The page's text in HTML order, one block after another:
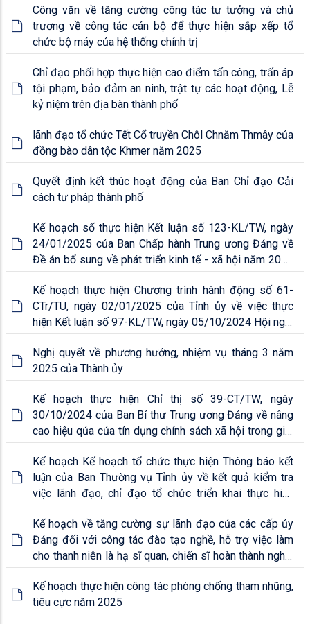
Công văn về tăng cường công tác tư tưởng và chủ
trương về công tác cán bộ để thực hiện sắp xếp tổ
chức bộ máy của hệ thống chính trị
Chỉ đạo phối hợp thực hiện cao điểm tấn công, trấn áp
tội phạm, bảo đảm an ninh, trật tự các hoạt động, Lễ
kỷ niệm trên địa bàn thành phố
lãnh đạo tổ chức Tết Cổ truyền Chôl Chnăm Thmây của
đồng bào dân tộc Khmer năm 2025
Quyết định kết thúc hoạt động của Ban Chỉ đạo Cải
cách tư pháp thành phố
Kế hoạch số thực hiện Kết luận số 123-KL/TW, ngày
24/01/2025 của Ban Chấp hành Trung ương Đảng về
Đề án bổ sung về phát triển kinh tế - xã hội năm 2025
với mục tiêu tăng trưởng đạt 8% trở lên
Kế hoạch thực hiện Chương trình hành động số 61-
CTr/TU, ngày 02/01/2025 của Tỉnh ủy về việc thực
hiện Kết luận số 97-KL/TW, ngày 05/10/2024 Hội nghị
lần thứ mười Ban Chấp hành Trung ương Đảng khóa
XIII về kinh tế - xã hội năm 2024-2025
Nghị quyết về phương hướng, nhiệm vụ tháng 3 năm
2025 của Thành ủy
Kế hoạch thực hiện Chỉ thị số 39-CT/TW, ngày
30/10/2024 của Ban Bí thư Trung ương Đảng về nâng
cao hiệu qủa của tín dụng chính sách xã hội trong giai
đoạn mới trên địa bàn thành phố Rạch Giá
Kế hoạch Kế hoạch tổ chức thực hiện Thông báo kết
luận của Ban Thường vụ Tỉnh ủy về kết quả kiểm tra
việc lãnh đạo, chỉ đạo tổ chức triển khai thực hiện
Chương trình hành động số 47-CTr/TU của Tỉnh ủy về
Chiến lược phát triển bền vững k
Kế hoạch về tăng cường sự lãnh đạo của các cấp ủy
Đảng đối với công tác đào tạo nghề, hỗ trợ việc làm
cho thanh niên là hạ sĩ quan, chiến sĩ hoàn thành nghĩa
vụ quân sự, nghĩa vụ tham gia Công an nhân dân xuất
ngũ trở về địa phương, giai đoạn 2024-2030
Kế hoạch thực hiện công tác phòng chống tham nhũng,
tiêu cực năm 2025